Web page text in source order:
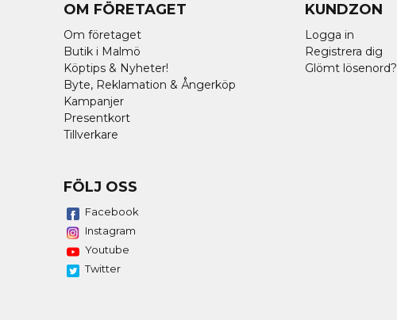
OM FÖRETAGET
Om företaget
Butik i Malmö
Köptips & Nyheter!
Byte, Reklamation & Ångerköp
Kampanjer
Presentkort
Tillverkare
KUNDZON
Logga in
Registrera dig
Glömt lösenord?
FÖLJ OSS
Facebook
Instagram
Youtube
Twitter